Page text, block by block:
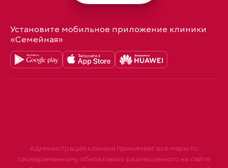
Установите мобильное приложение клиники
«Семейная»
Администрация клиники принимает все меры по
своевременному обновлению размещенного на сайте